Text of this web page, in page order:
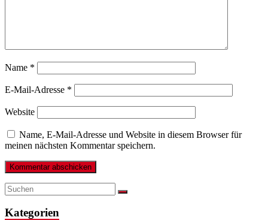
Name *
E-Mail-Adresse *
Website
Name, E-Mail-Adresse und Website in diesem Browser für
meinen nächsten Kommentar speichern.
Kategorien